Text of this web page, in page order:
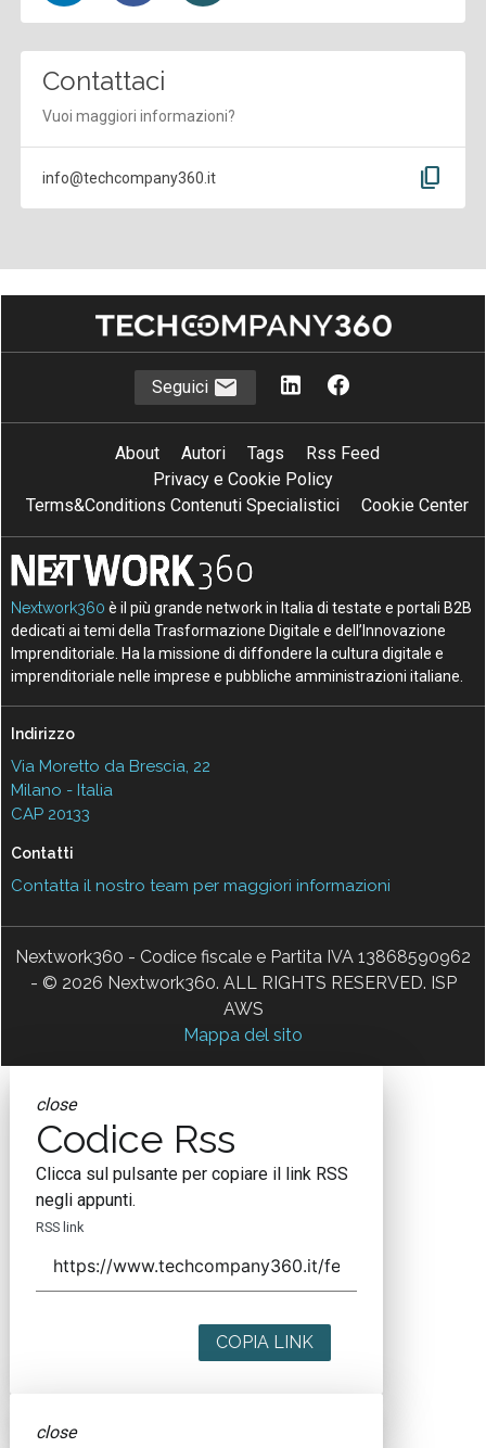
Contattaci
Vuoi maggiori informazioni?
info@techcompany360.it content_copy
Seguici
About Autori Tags
Rss Feed
Privacy e Cookie Policy
Terms&Conditions Contenuti Specialistici
Cookie Center
Nextwork360 è il più grande network in Italia di testate e portali B2B
dedicati ai temi della Trasformazione Digitale e dell’Innovazione
Imprenditoriale. Ha la missione di diffondere la cultura digitale e
imprenditoriale nelle imprese e pubbliche amministrazioni italiane.
Indirizzo
Via Moretto da Brescia, 22
Milano - Italia
CAP 20133
Contatti
Contatta il nostro team per maggiori informazioni
Nextwork360 - Codice fiscale e Partita IVA 13868590962
- © 2026 Nextwork360. ALL RIGHTS RESERVED. ISP
AWS
Mappa del sito
close
Codice Rss
Clicca sul pulsante per copiare il link RSS
negli appunti.
RSS link
COPIA LINK
close